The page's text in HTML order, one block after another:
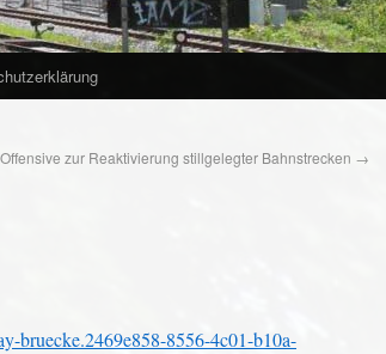
zur Reaktivierung stillgelegter Bahnstrecken →
bruecke.2469e858-8556-4c01-b10a-